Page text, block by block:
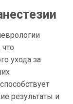
ухода за
результаты и